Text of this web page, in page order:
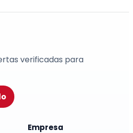
verificadas para
Empresa